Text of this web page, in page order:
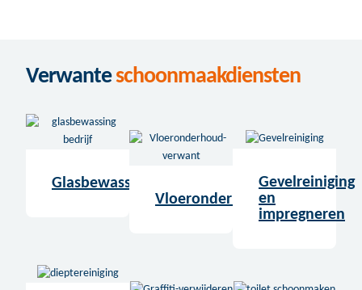
Verwanteschoonmaakdiensten
Glasbewassing
Vloeronderhoud
Gevelreiniging
en
impregneren